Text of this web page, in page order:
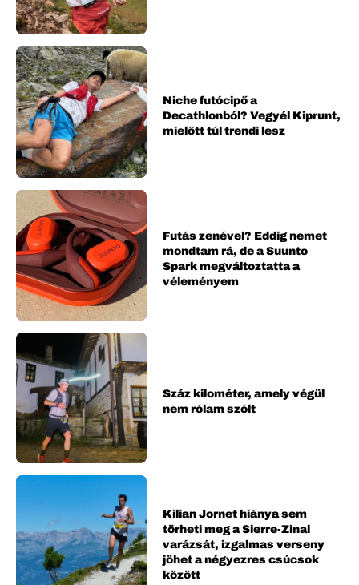
Niche futócipő a
Decathlonból? Vegyél Kiprunt,
mielőtt túl trendi lesz
Futás zenével? Eddig nemet
mondtam rá, de a Suunto
Spark megváltoztatta a
véleményem
Száz kilométer, amely végül
nem rólam szólt
Kilian Jornet hiánya sem
törheti meg a Sierre-Zinal
varázsát, izgalmas verseny
jöhet a négyezres csúcsok
között